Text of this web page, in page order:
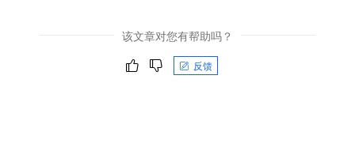
该文章对您有帮助吗？
反馈